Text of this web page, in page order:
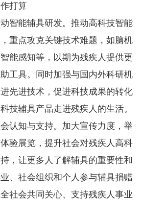
打算
动智能辅具研发。推动高科技智能
重点攻克关键技术难题，如脑机
能感知等，以期为残疾人提供更
工具。同时加强与国内外科研机
先进技术，促进科技成果的转化
技辅具产品走进残疾人的生活。
会认知与支持。加大宣传力度，举
验展览，提升社会对残疾人高科
，让更多人了解辅具的重要性和
、社会组织和个人参与辅具捐赠
社会共同关心、支持残疾人事业